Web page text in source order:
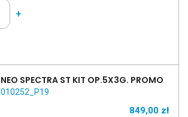
+
NEO SPECTRA ST KIT OP.5X3G. PROMO
010252_P19
849,00 zł